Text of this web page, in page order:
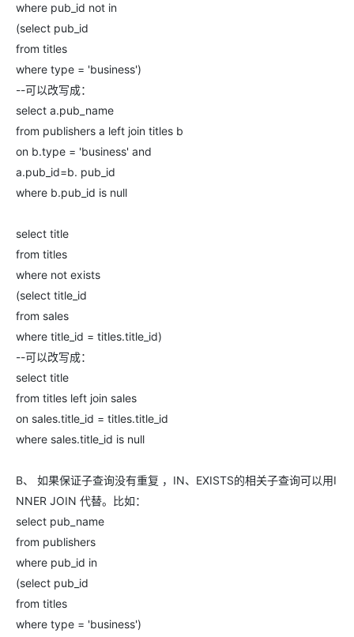
where pub_id not in
(select pub_id
from titles
where type = 'business')
--可以改写成：
select a.pub_name
from publishers a left join titles b
on b.type = 'business' and
a.pub_id=b. pub_id
where b.pub_id is null
select title
from titles
where not exists
(select title_id
from sales
where title_id = titles.title_id)
--可以改写成：
select title
from titles left join sales
on sales.title_id = titles.title_id
where sales.title_id is null
B、 如果保证子查询没有重复 ，IN、EXISTS的相关子查询可以用I
NNER JOIN 代替。比如：
select pub_name
from publishers
where pub_id in
(select pub_id
from titles
where type = 'business')